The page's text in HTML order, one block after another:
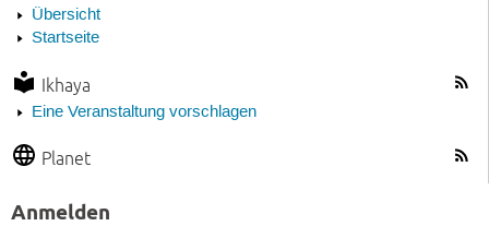
Übersicht
Startseite
Ikhaya
Eine Veranstaltung vorschlagen
Planet
Anmelden